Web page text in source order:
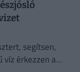
segítsen,
víz érkezzen a